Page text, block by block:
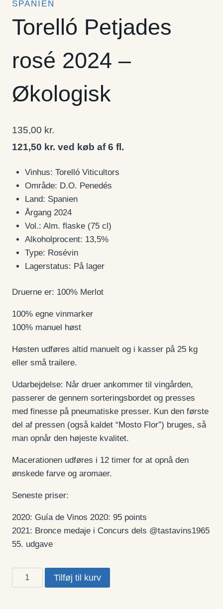
SPANIEN
Torelló Petjades
rosé 2024 –
Økologisk
135,00 kr.
121,50 kr. ved køb af 6 fl.
Vinhus: Torelló Viticultors
Område: D.O. Penedés
Land: Spanien
Årgang 2024
Vol.: Alm. flaske (75 cl)
Alkoholprocent: 13,5%
Type: Rosévin
Lagerstatus: På lager
Druerne er: 100% Merlot
100% egne vinmarker
100% manuel høst
Høsten udføres altid manuelt og i kasser på 25 kg
eller små trailere.
Udarbejdelse: Når druer ankommer til vingården,
passerer de gennem sorteringsbordet og presses
med finesse på pneumatiske presser. Kun den første
del af pressen (også kaldet “Mosto Flor”) bruges, så
man opnår den højeste kvalitet.
Macerationen udføres i 12 timer for at opnå den
ønskede farve og aromaer.
Seneste priser:
2020: Guía de Vinos 2020: 95 points
2021: Bronce medaje i Concurs dels @tastavins1965
55. udgave
Torelló
Petjades
Tilføj til kurv